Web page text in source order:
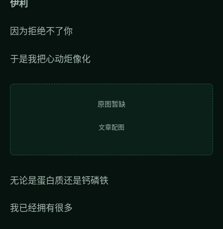
伊利
因为拒绝不了你
于是我把心动炬像化
原图暂缺
文章配图
无论是蛋白质还是钙磷铁
我已经拥有很多